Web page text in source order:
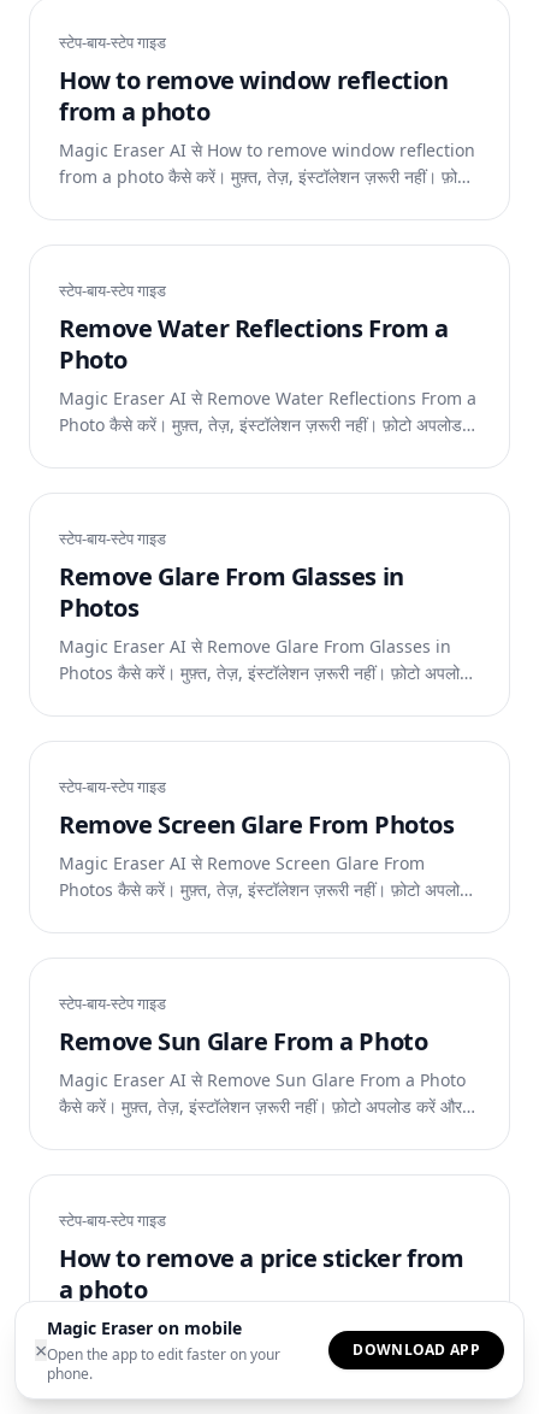
×
Magic Eraser on mobile
Open the app to edit faster on your
phone.
DOWNLOAD APP
स्टेप-बाय-स्टेप गाइड
How to remove window reflection
from a photo
Magic Eraser AI से How to remove window reflection
from a photo कैसे करें। मुफ़्त, तेज़, इंस्टॉलेशन ज़रूरी नहीं। फ़ोटो
स्टेप-बाय-स्टेप गाइड
Remove Water Reflections From a
Photo
Magic Eraser AI से Remove Water Reflections From a
Photo कैसे करें। मुफ़्त, तेज़, इंस्टॉलेशन ज़रूरी नहीं। फ़ोटो अपलोड
स्टेप-बाय-स्टेप गाइड
Remove Glare From Glasses in
Photos
Magic Eraser AI से Remove Glare From Glasses in
Photos कैसे करें। मुफ़्त, तेज़, इंस्टॉलेशन ज़रूरी नहीं। फ़ोटो अपलोड
स्टेप-बाय-स्टेप गाइड
Remove Screen Glare From Photos
Magic Eraser AI से Remove Screen Glare From
Photos कैसे करें। मुफ़्त, तेज़, इंस्टॉलेशन ज़रूरी नहीं। फ़ोटो अपलोड
स्टेप-बाय-स्टेप गाइड
Remove Sun Glare From a Photo
Magic Eraser AI से Remove Sun Glare From a Photo
कैसे करें। मुफ़्त, तेज़, इंस्टॉलेशन ज़रूरी नहीं। फ़ोटो अपलोड करें और
स्टेप-बाय-स्टेप गाइड
How to remove a price sticker from
a photo
Magic Eraser AI से How to remove a price sticker
from a photo कैसे करें। मुफ़्त, तेज़, इंस्टॉलेशन ज़रूरी नहीं। फ़ोटो
अपलोड करें और AI को काम करने दें।